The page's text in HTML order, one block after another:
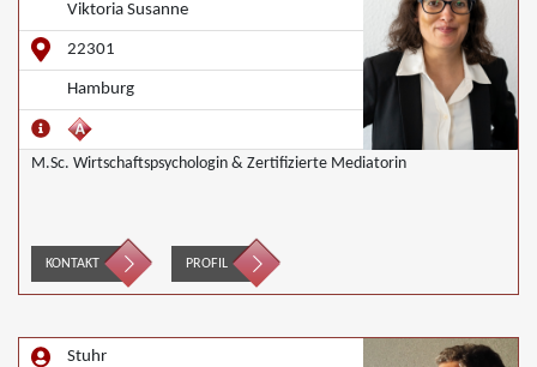
Viktoria Susanne
22301
Hamburg
M.Sc. Wirtschaftspsychologin & Zertifizierte Mediatorin
KONTAKT PROFIL
Stuhr